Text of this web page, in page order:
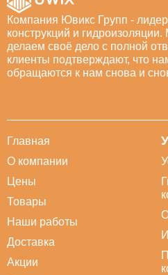
Компания Ювикс Групп -
конструкций и
делаем своё дело с полной
клиенты подтверждают, что
обращаются к нам снова и
Главная
О компании
Цены
Товары
Наши работы
Доставка
Акции